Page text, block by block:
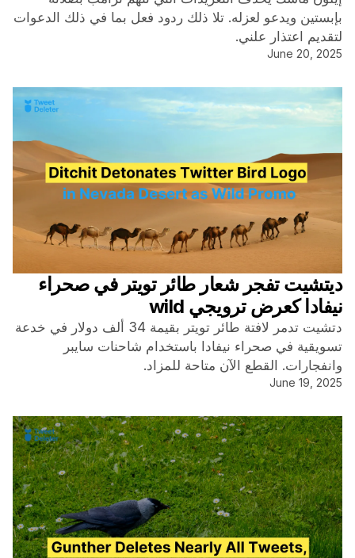
بإبستين ويدعو لعزله. تلا ذلك ردود فعل بما في ذلك الدعوات
لتقديم اعتذار علني.
June 20, 2025
ديتشيت تفجر شعار طائر تويتر في صحراء
نيفادا كعرض ترويجي wild
دتشيت تدمر لافتة طائر تويتر بقيمة 34 ألف دولار في خدعة
تسويقية في صحراء نيفادا باستخدام شاحنات سايبر
وانفجارات. القطع الآن متاحة للمزاد.
June 19, 2025